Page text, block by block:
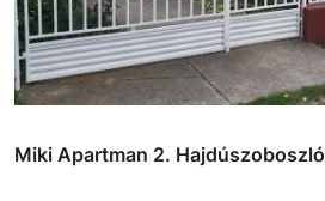
Miki Apartman 2. Hajdúszoboszló